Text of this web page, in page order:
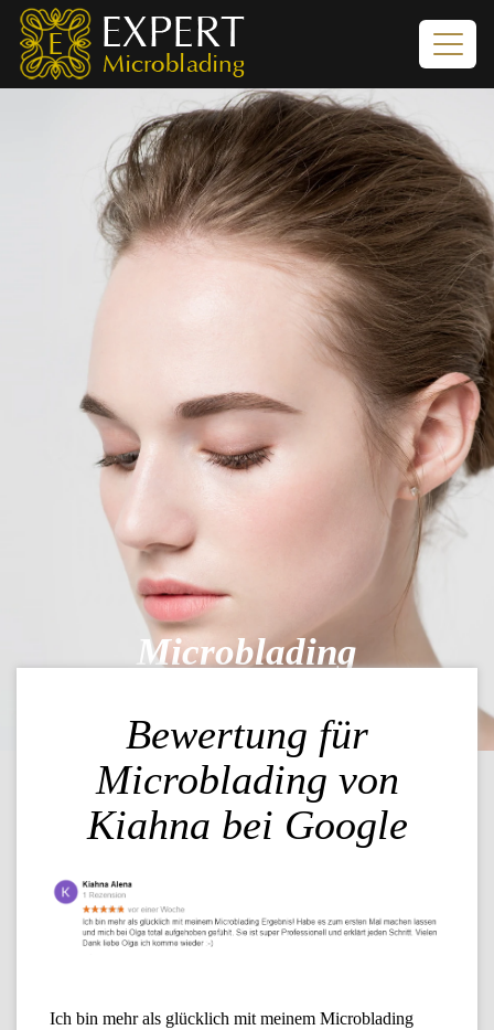
Microblading
DES PERMANENT
MAKE-UPS FÜR
AUGENBRAUEN!
Bewertung für
Microblading von
Kiahna bei Google
Ich bin mehr als glücklich mit meinem Microblading